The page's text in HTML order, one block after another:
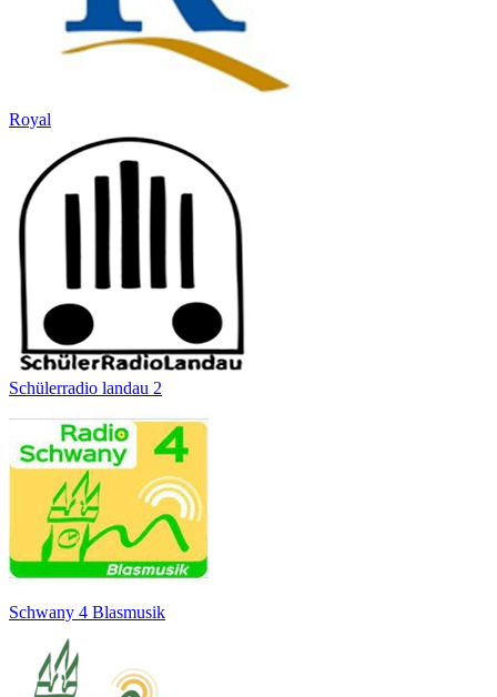
Royal
Schülerradio landau 2
Schwany 4 Blasmusik